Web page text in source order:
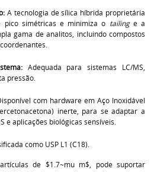
A tecnologia de sílica híbrida proprietária
pico simétricas e minimiza o tailinge a
gama de analitos, incluindo compostos
Adequada para sistemas LC/MS,
pressão.
com hardware em Aço Inoxidável
inerte, para se adaptar a
e aplicações biológicas sensíveis.
como USP L1 (C18).
de $1.7~mu m$, pode suportar